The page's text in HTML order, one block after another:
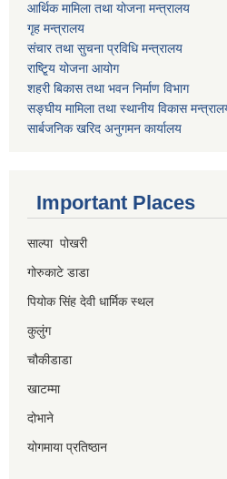
आर्थिक मामिला तथा योजना मन्त्रालय
गृह मन्त्रालय
संचार तथा सुचना प्रविधि मन्त्रालय
राष्टि्ृय योजना आयोग
शहरी बिकास तथा भवन निर्माण विभाग
सङ्घीय मामिला तथा स्थानीय विकास
सार्बजनिक खरिद अनुगमन कार्यालय
Important Places
साल्पा पोखरी
गोरुकाटे डाडा
पियोक सिंह देवी धार्मिक स्थल
कुलुंग
चौकीडाडा
खाटम्मा
दोभाने
योगमाया प्रतिष्ठान